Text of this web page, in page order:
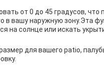
от 0 до 45 градусов,
в вашу наружную зону.Эта
на солнце или искать
для вашего patio,